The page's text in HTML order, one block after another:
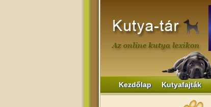
Kezdőlap Kutyafajták